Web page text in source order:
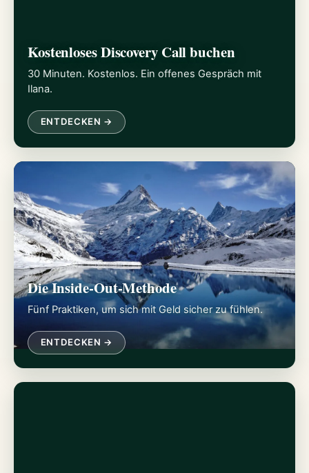
Kostenloses Discovery Call buchen
30 Minuten. Kostenlos. Ein offenes Gespräch mit
Ilana.
ENTDECKEN →
Die Inside-Out-Methode
Fünf Praktiken, um sich mit Geld sicher zu fühlen.
ENTDECKEN →